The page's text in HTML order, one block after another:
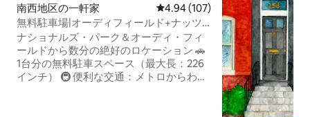
南西地区の一軒家 レビュー107件、5つ星中4.94つ
4.94 (107)
無料駐車場|オーディフィールド+ナッツ
パークホーム
ナショナルズ・パーク＆オーディ・フィ
ールドから数分の絶好のロケーション 🚗
1台分の無料駐車スペース（最大長：226
インチ） 🚇 便利な交通：メトロからわず